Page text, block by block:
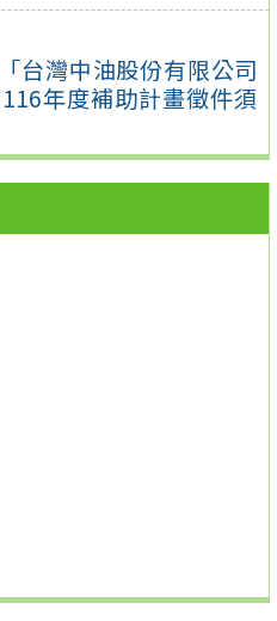
台灣中油股份有限公司
年度補助計畫徵件須